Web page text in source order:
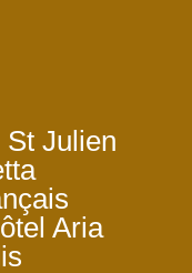
St Julien
Aria